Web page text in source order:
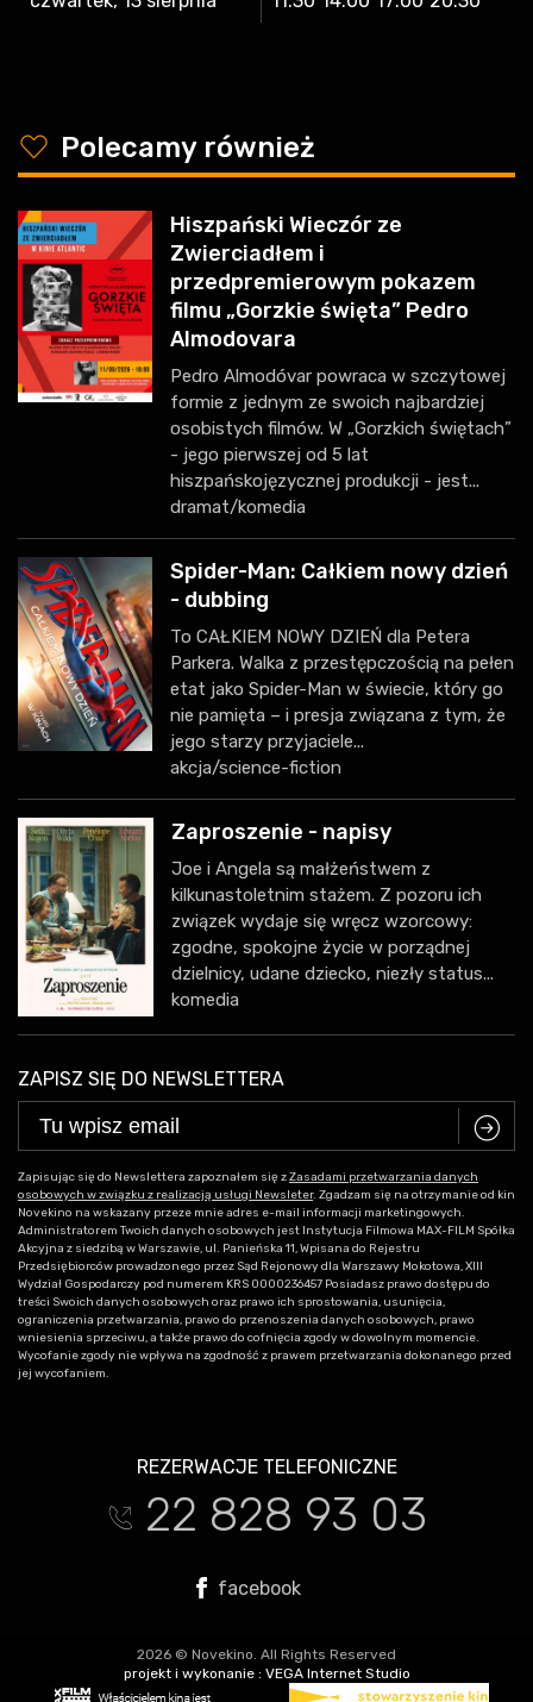
y Polecamy również
Hiszpański Wieczór ze
Zwierciadłem i
przedpremierowym pokazem
filmu „Gorzkie święta” Pedro
Almodovara
Pedro Almodóvar powraca w szczytowej
formie z jednym ze swoich najbardziej
osobistych filmów. W „Gorzkich świętach”
- jego pierwszej od 5 lat
hiszpańskojęzycznej produkcji - jest...
dramat/komedia
Spider-Man: Całkiem nowy dzień
- dubbing
To CAŁKIEM NOWY DZIEŃ dla Petera
Parkera. Walka z przestępczością na pełen
etat jako Spider-Man w świecie, który go
nie pamięta – i presja związana z tym, że
jego starzy przyjaciele...
akcja/science-fiction
Zaproszenie - napisy
Joe i Angela są małżeństwem z
kilkunastoletnim stażem. Z pozoru ich
związek wydaje się wręcz wzorcowy:
zgodne, spokojne życie w porządnej
dzielnicy, udane dziecko, niezły status...
komedia
ZAPISZ SIĘ DO NEWSLETTERA
C
Zapisując się do Newslettera zapoznałem się zZasadami przetwarzania danych
osobowych w związku z realizacją usługi Newsleter. Zgadzam się na otrzymanie od kin
Novekino na wskazany przeze mnie adres e-mail informacji marketingowych.
Administratorem Twoich danych osobowych jest Instytucja Filmowa MAX-FILM Spółka
Akcyjna z siedzibą w Warszawie, ul. Panieńska 11, Wpisana do Rejestru
Przedsiębiorców prowadzonego przez Sąd Rejonowy dla Warszawy Mokotowa, XIII
Wydział Gospodarczy pod numerem KRS 0000236457 Posiadasz prawo dostępu do
treści Swoich danych osobowych oraz prawo ich sprostowania, usunięcia,
ograniczenia przetwarzania, prawo do przenoszenia danych osobowych, prawo
wniesienia sprzeciwu, a także prawo do cofnięcia zgody w dowolnym momencie.
Wycofanie zgody nie wpływa na zgodność z prawem przetwarzania dokonanego przed
jej wycofaniem.
REZERWACJE TELEFONICZNE
t 22 828 93 03
facebook
2026 © Novekino. All Rights Reserved
projekt i wykonanie : VEGA Internet Studio